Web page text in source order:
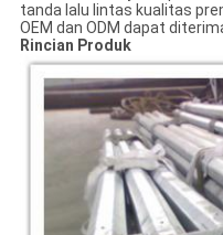
tanda lalu lintas kualitas
OEM dan ODM dapat
Rincian Produk